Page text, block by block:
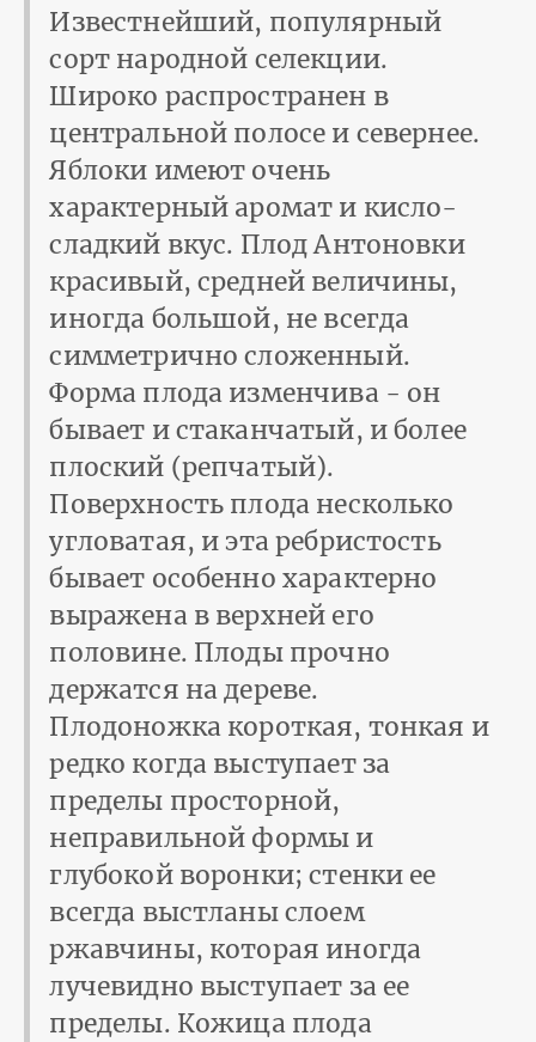
Известнейший, популярный
сорт народной селекции.
Широко распространен в
центральной полосе и севернее.
Яблоки имеют очень
характерный аромат и кисло-
сладкий вкус. Плод Антоновки
красивый, средней величины,
иногда большой, не всегда
симметрично сложенный.
Форма плода изменчива - он
бывает и стаканчатый, и более
плоский (репчатый).
Поверхность плода несколько
угловатая, и эта ребристость
бывает особенно характерно
выражена в верхней его
половине. Плоды прочно
держатся на дереве.
Плодоножка короткая, тонкая и
редко когда выступает за
пределы просторной,
неправильной формы и
глубокой воронки; стенки ее
всегда выстланы слоем
ржавчины, которая иногда
лучевидно выступает за ее
пределы. Кожица плода